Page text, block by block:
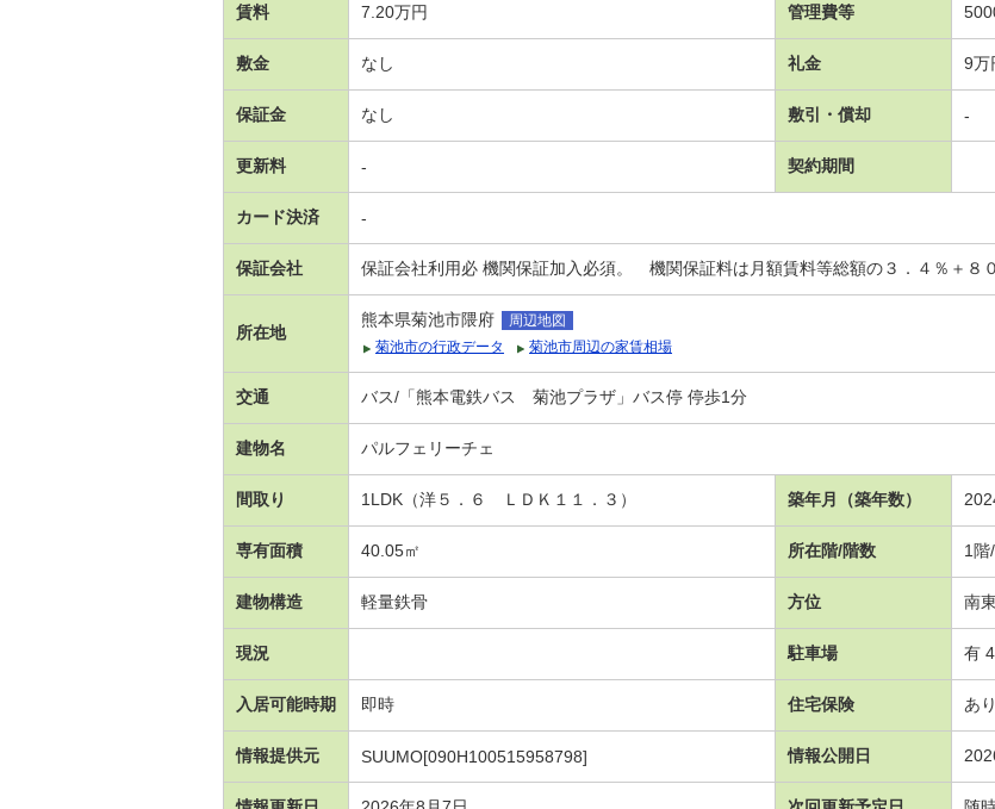
賃料 7.20万円 管理費等
敷金 なし 礼金 9万
保証金 なし 敷引・償却 -
更新料 - 契約期間
カード決済 -
保証会社 保証会社利用必 機関保証加入必須。 機関保証料は月額賃料等総額の３．４％＋８
所在地
熊本県菊池市隈府
周辺地図
菊池市の行政データ
菊池市周辺の家賃相場
交通 バス/「熊本電鉄バス 菊池プラザ」バス停 停歩1分
建物名 パルフェリーチェ
間取り 1LDK（洋５．６ ＬＤＫ１１．３） 築年月（築年数）
専有面積 40.05㎡ 所在階/階数 1階
建物構造 軽量鉄骨 方位 南東
現況 駐車場 有
入居可能時期 即時 住宅保険 あり
情報提供元 SUUMO[090H100515958798] 情報公開日